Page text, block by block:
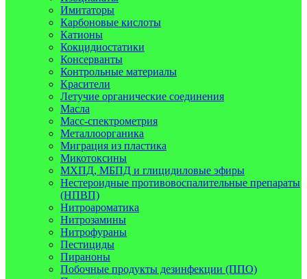
Имитаторы
Карбоновые кислоты
Катионы
Кокцидиостатики
Консерванты
Контрольные материалы
Красители
Летучие органические соединения
Масла
Масс-спектрометрия
Металлоорганика
Миграция из пластика
Микотоксины
МХПД, МБПД и глицидиловые эфиры
Нестероидные противовоспалительные препараты
(НПВП)
Нитроароматика
Нитрозамины
Нитрофураны
Пестициды
Пираноны
Побочные продукты дезинфекции (ППО)